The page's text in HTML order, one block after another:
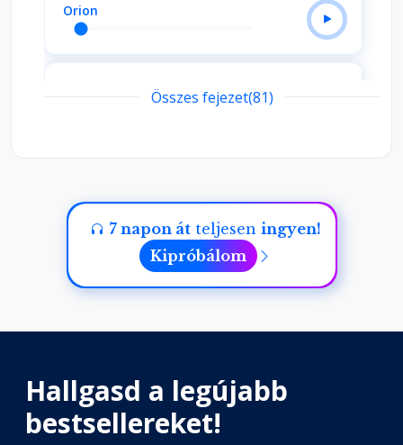
Orion
Tizenkét halott. Nyolc a
– Tor! – Darcy suttogó…
A főmágiaórán ültem Tory és…
Összes fejezet(81)
7 napon átteljesen ingyen!
Kipróbálom
Hallgasd a legújabb
bestsellereket!